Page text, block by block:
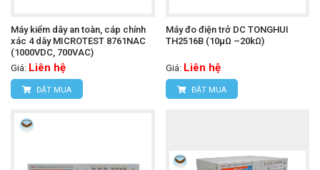
Máy kiểm dây an toàn, cáp chính
xác 4 dây MICROTEST 8761NAC
(1000VDC, 700VAC)
Giá: Liên hệ
ĐẶT MUA
Máy đo điện trở DC TONGHUI
TH2516B (10μΩ –20kΩ)
Giá: Liên hệ
ĐẶT MUA